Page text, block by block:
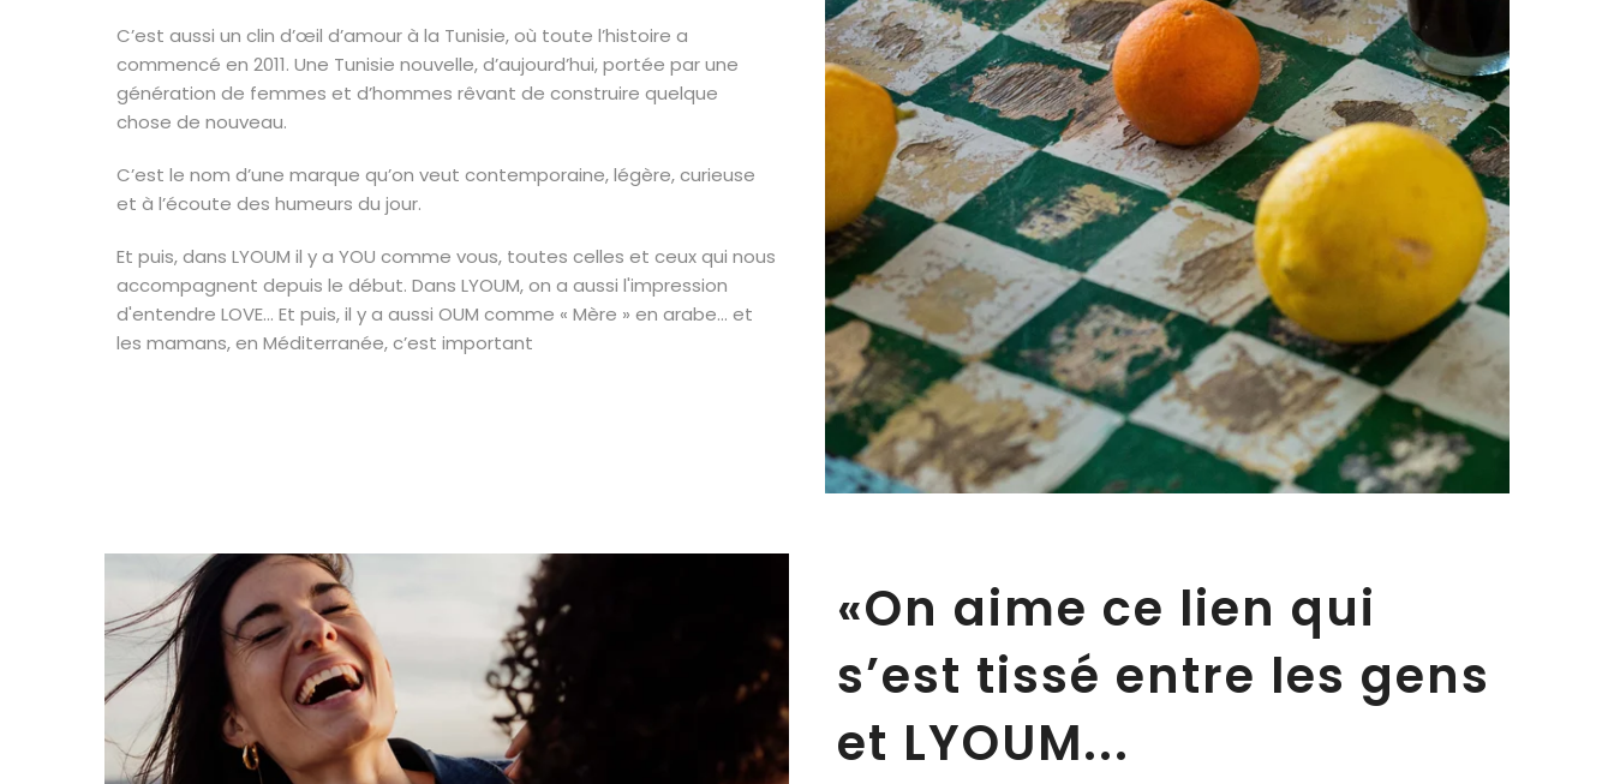
C’est aussi un clin d’œil d’amour à la Tunisie, où toute l’histoire a
commencé en 2011. Une Tunisie nouvelle, d’aujourd’hui, portée par une
génération de femmes et d’hommes rêvant de construire quelque
chose de nouveau.
C’est le nom d’une marque qu’on veut contemporaine, légère, curieuse
et à l’écoute des humeurs du jour.
Et puis, dans LYOUM il y a YOU comme vous, toutes celles et ceux qui nous
accompagnent depuis le début. Dans LYOUM, on a aussi l'impression
d'entendre LOVE... Et puis, il y a aussi OUM comme « Mère » en arabe... et
les mamans, en Méditerranée, c’est important
«On aime ce lien qui
s’est tissé entre les gens
et LYOUM...